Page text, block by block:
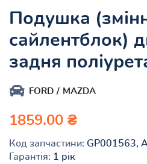
Подушка
сайлентблок)
задня
FORD MAZDA
1859.00 ₴
Код запчастини: GP001563,
Гарантія: 1 рік